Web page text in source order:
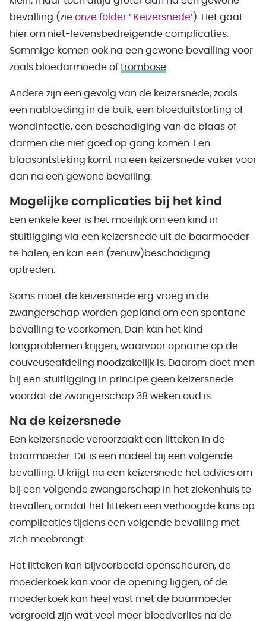
bevalling (zie onze folder ‘ Keizersnede’ ). Het gaat
hier om niet-levensbedreigende complicaties.
Sommige komen ook na een gewone bevalling voor
zoals bloedarmoede of trombose
Andere zijn een gevolg van de keizersnede, zoals
een nabloeding in de buik, een bloeduitstorting of
wondinfectie, een beschadiging van de blaas of
darmen die niet goed op gang komen. Een
blaasontsteking komt na een keizersnede vaker voor
dan na een gewone bevalling.
Mogelijke complicaties bij het kind
Een enkele keer is het moeilijk om een kind in
stuitligging via een keizersnede uit de baarmoeder
te halen, en kan een (zenuw)beschadiging
optreden.
Soms moet de keizersnede erg vroeg in de
zwangerschap worden gepland om een spontane
bevalling te voorkomen. Dan kan het kind
longproblemen krijgen, waarvoor opname op de
couveuseafdeling noodzakelijk is. Daarom doet men
bij een stuitligging in principe geen keizersnede
voordat de zwangerschap 38 weken oud is.
Na de keizersnede
Een keizersnede veroorzaakt een litteken in de
baarmoeder. Dit is een nadeel bij een volgende
bevalling. U krijgt na een keizersnede het advies om
bij een volgende zwangerschap in het ziekenhuis te
bevallen, omdat het litteken een verhoogde kans op
complicaties tijdens een volgende bevalling met
zich meebrengt.
Het litteken kan bijvoorbeeld openscheuren, de
moederkoek kan voor de opening liggen, of de
moederkoek kan heel vast met de baarmoeder
vergroeid zijn wat veel meer bloedverlies na de